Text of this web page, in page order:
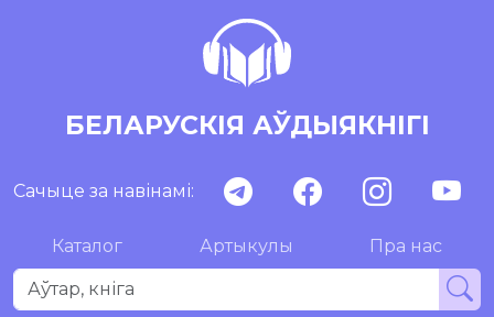
БЕЛАРУСКІЯ АЎДЫЯКНІГІ
Сачыце за навінамі:
Каталог Артыкулы Пра нас